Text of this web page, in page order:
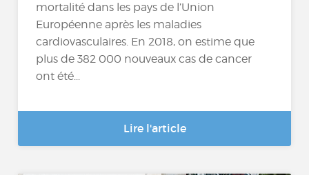
mortalité dans les pays de l’Union
Européenne après les maladies
cardiovasculaires. En 2018, on estime que
plus de 382 000 nouveaux cas de cancer
ont été...
Lire l'article